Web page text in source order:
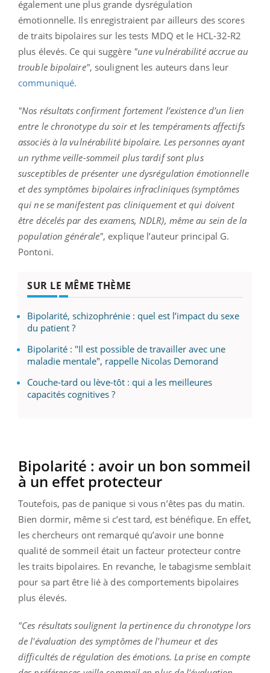
également une plus grande dysrégulation
émotionnelle. Ils enregistraient par ailleurs des scores
de traits bipolaires sur les tests MDQ et le HCL‑32‑R2
plus élevés. Ce qui suggère "une vulnérabilité accrue au
trouble bipolaire", soulignent les auteurs dans leur
communiqué.
"Nos résultats confirment fortement l’existence d’un lien
entre le chronotype du soir et les tempéraments affectifs
associés à la vulnérabilité bipolaire. Les personnes ayant
un rythme veille-sommeil plus tardif sont plus
susceptibles de présenter une dysrégulation émotionnelle
et des symptômes bipolaires infracliniques (symptômes
qui ne se manifestent pas cliniquement et qui doivent
être décelés par des examens, NDLR), même au sein de la
population générale", explique l’auteur principal G.
Pontoni.
SUR LE MÊME THÈME
Bipolarité, schizophrénie : quel est l’impact du sexe
du patient ?
Bipolarité : "Il est possible de travailler avec une
maladie mentale", rappelle Nicolas Demorand
Couche-tard ou lève-tôt : qui a les meilleures
capacités cognitives ?
Bipolarité : avoir un bon sommeil
à un effet protecteur
Toutefois, pas de panique si vous n’êtes pas du matin.
Bien dormir, même si c’est tard, est bénéfique. En effet,
les chercheurs ont remarqué qu’avoir une bonne
qualité de sommeil était un facteur protecteur contre
les traits bipolaires. En revanche, le tabagisme semblait
pour sa part être lié à des comportements bipolaires
plus élevés.
"Ces résultats soulignent la pertinence du chronotype lors
de l'évaluation des symptômes de l'humeur et des
difficultés de régulation des émotions. La prise en compte